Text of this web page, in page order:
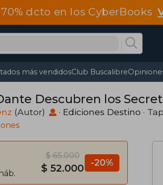
dcto en los CyberBooks
más vendidosClub Buscalibre
Descubren los
(Autor) · Ediciones Destino ·
$ 65.000
$ 52.000 -20%